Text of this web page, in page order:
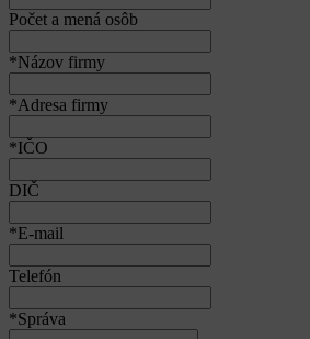
Počet a mená osôb
*Názov firmy
*Adresa firmy
*IČO
DIČ
*E-mail
Telefón
*Správa